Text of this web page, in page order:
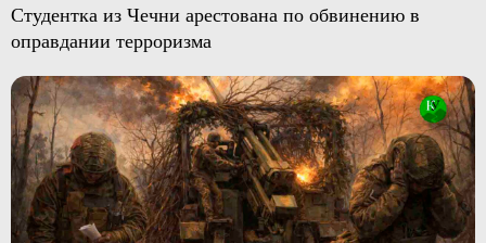
Студентка из Чечни арестована по обвинению в
оправдании терроризма